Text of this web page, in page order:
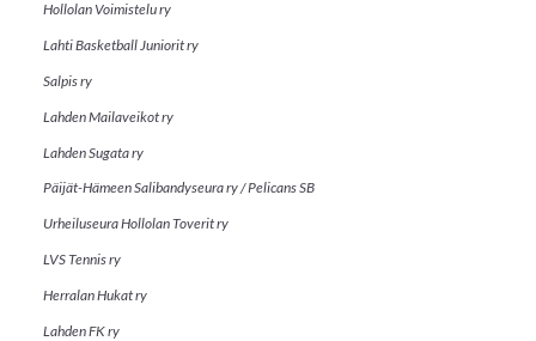
Hollolan Voimistelu ry
Lahti Basketball Juniorit ry
Salpis ry
Lahden Mailaveikot ry
Lahden Sugata ry
Päijät-Hämeen Salibandyseura ry / Pelicans SB
Urheiluseura Hollolan Toverit ry
LVS Tennis ry
Herralan Hukat ry
Lahden FK ry